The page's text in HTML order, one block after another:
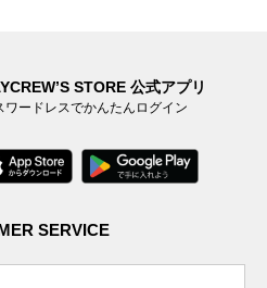
STORE 公式アプリ
ワードレスでかんたんログイン
SERVICE